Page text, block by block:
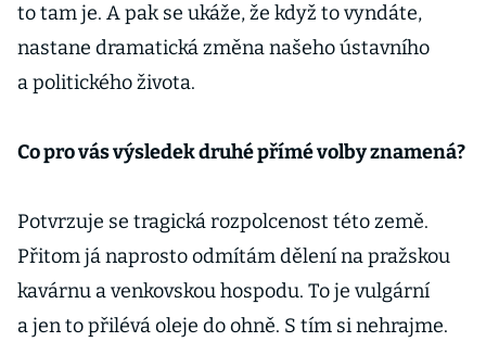
to tam je. A pak se ukáže, že když to vyndáte,
nastane dramatická změna našeho ústavního
a politického života.
Co pro vás výsledek druhé přímé volby znamená?
Potvrzuje se tragická rozpolcenost této země.
Přitom já naprosto odmítám dělení na pražskou
kavárnu a venkovskou hospodu. To je vulgární
a jen to přilévá oleje do ohně. S tím si nehrajme.